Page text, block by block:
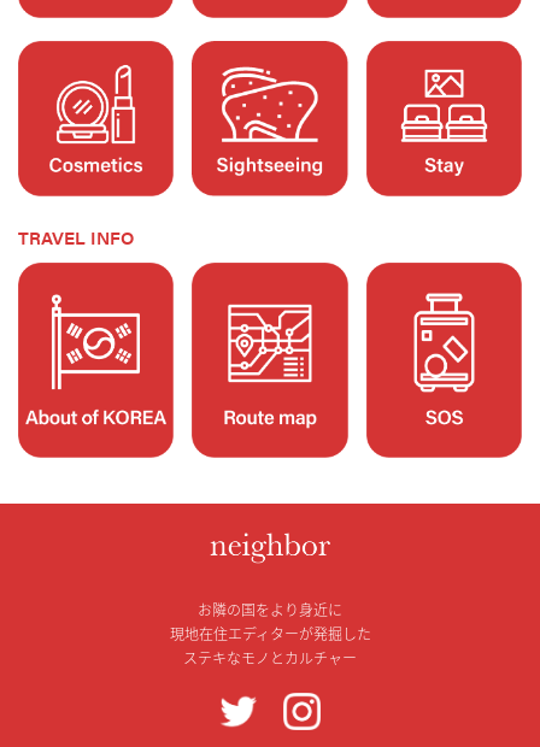
TRAVEL INFO
お隣の国をより身近に
現地在住エディターが発掘した
ステキなモノとカルチャー